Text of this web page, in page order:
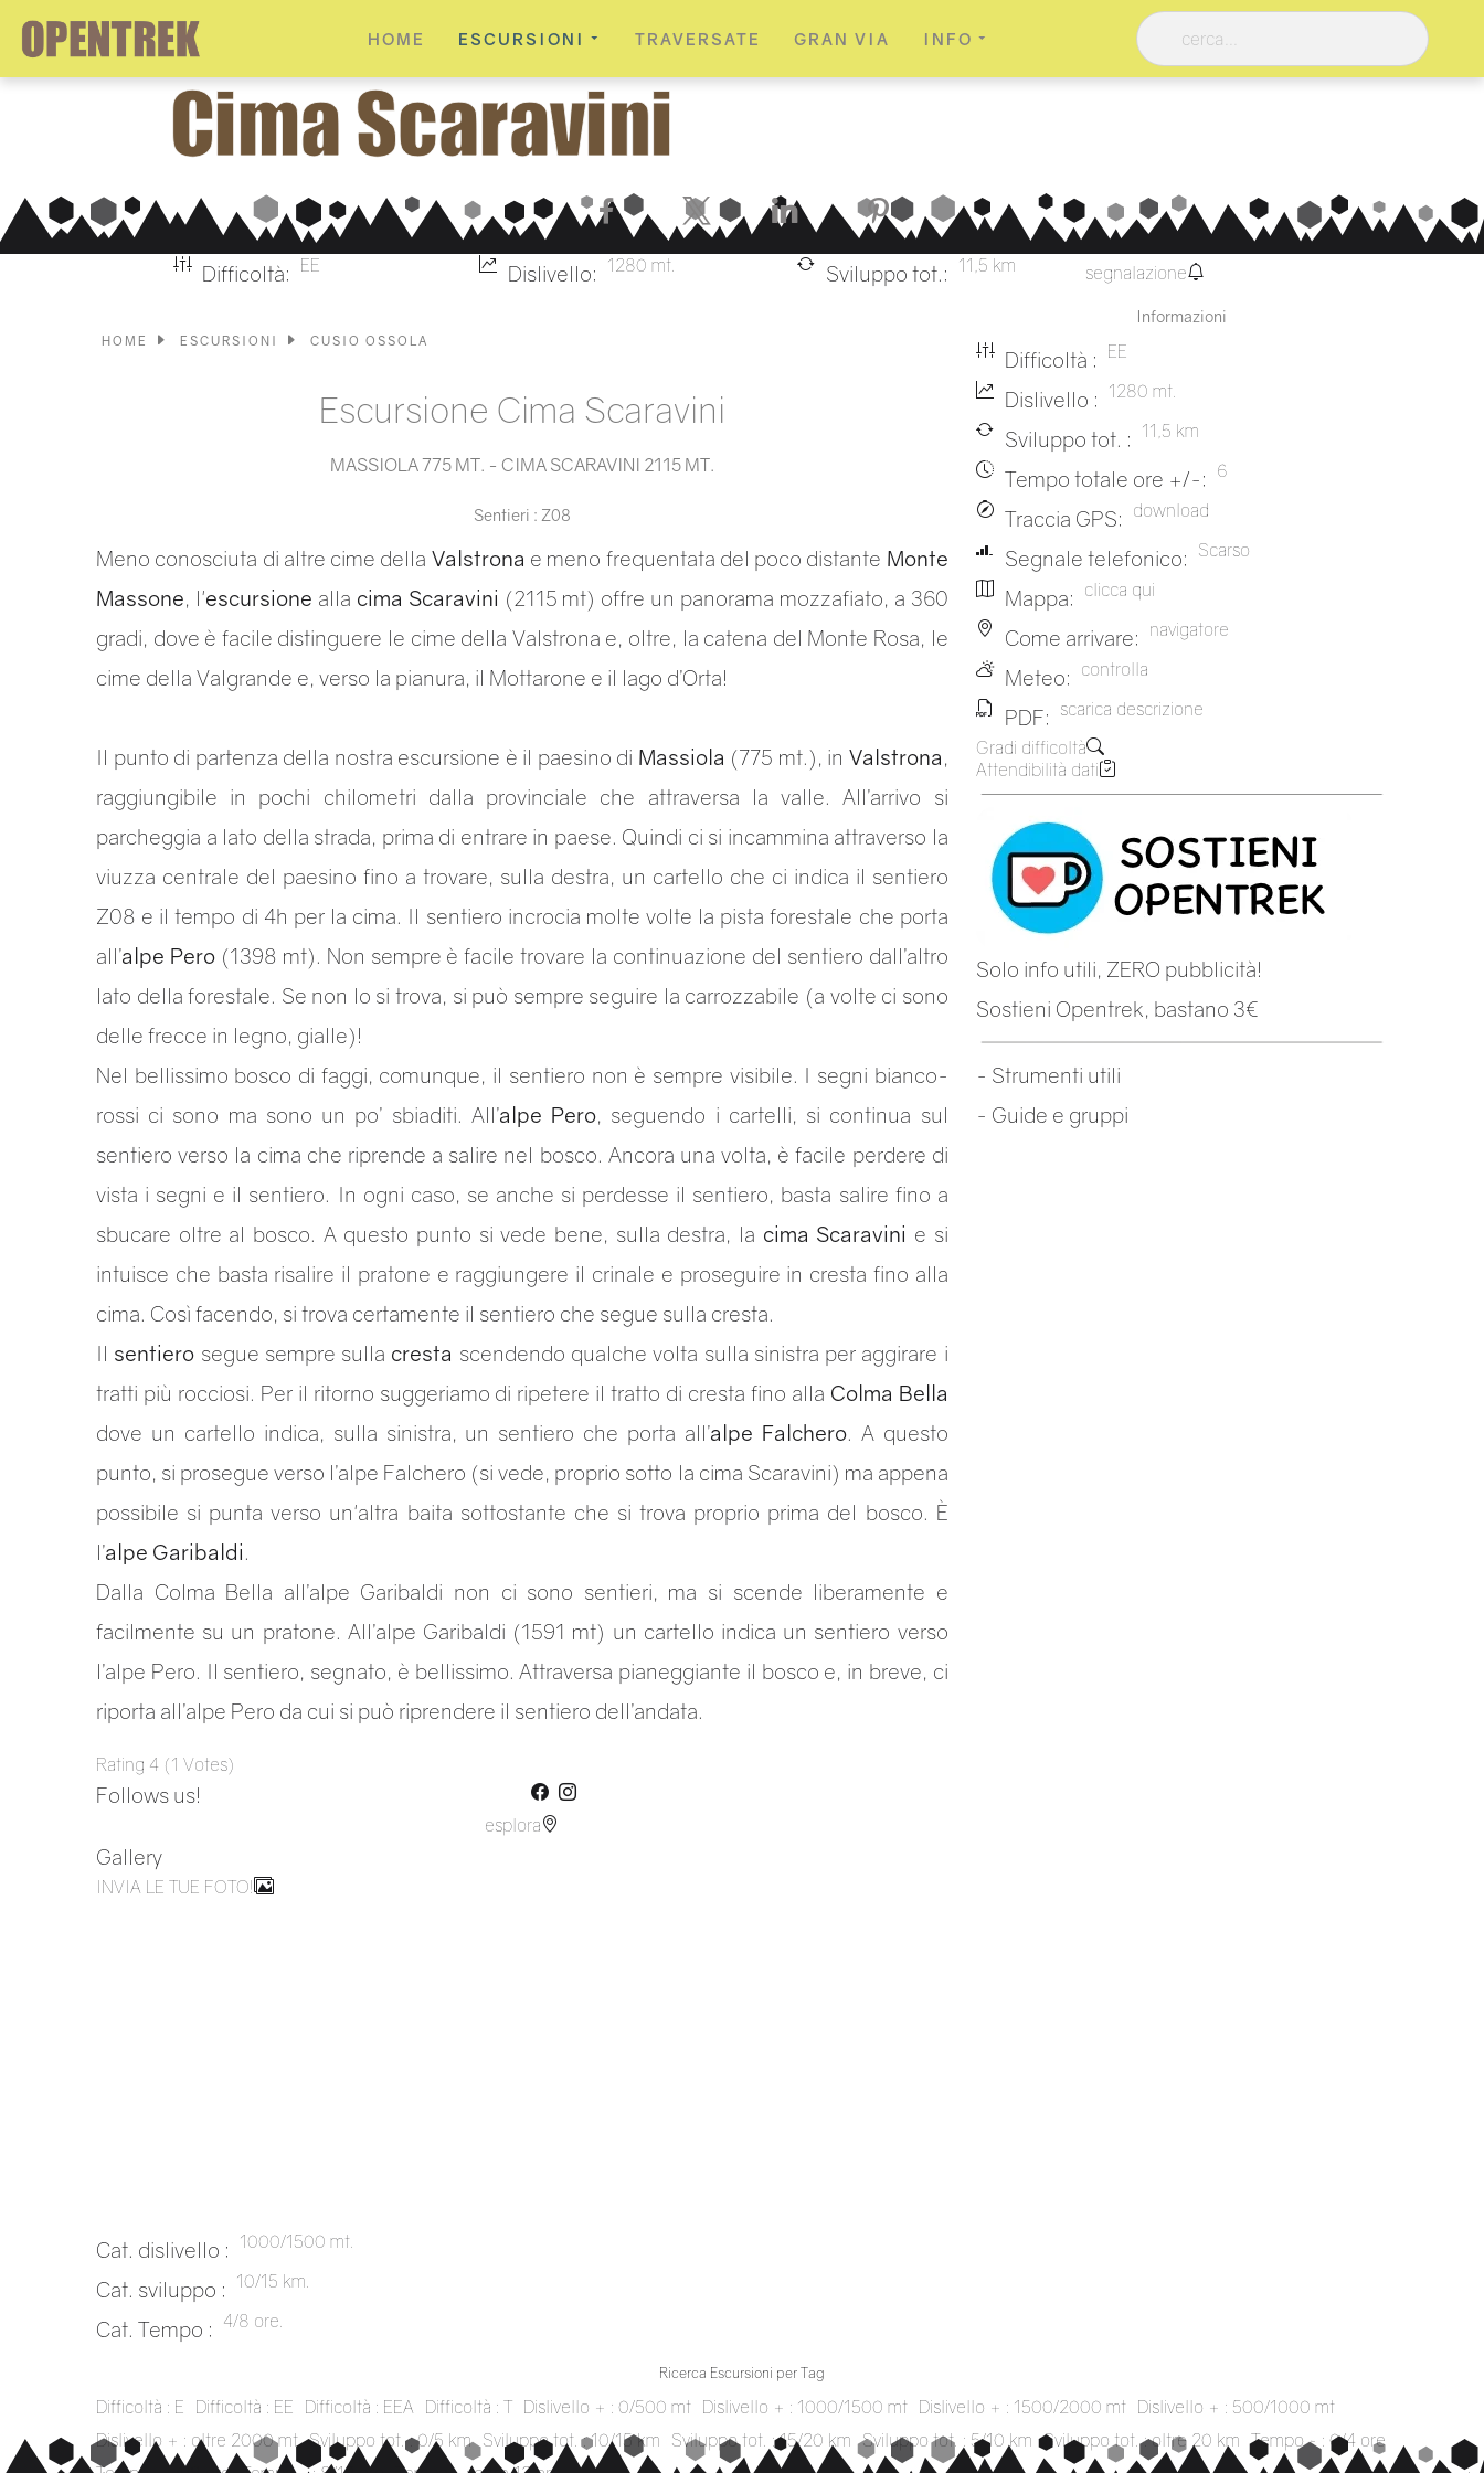
HOME ESCURSIONI TRAVERSATE GRAN VIA INFO
Facebook X LinkedIn Pinterest
Difficoltà: EE Dislivello: 1280 mt. Sviluppo tot.: 11,5 km segnalazione
HOME ESCURSIONI CUSIO OSSOLA
Escursione Cima Scaravini
MASSIOLA 775 MT. - CIMA SCARAVINI 2115 MT.
Sentieri : Z08
Meno conosciuta di altre cime della Valstrona e meno frequentata del poco distante Monte
Massone, l'escursione alla cima Scaravini (2115 mt) offre un panorama mozzafiato, a 360
gradi, dove è facile distinguere le cime della Valstrona e, oltre, la catena del Monte Rosa, le
cime della Valgrande e, verso la pianura, il Mottarone e il lago d’Orta!
Il punto di partenza della nostra escursione è il paesino di Massiola (775 mt.), in Valstrona,
raggiungibile in pochi chilometri dalla provinciale che attraversa la valle. All’arrivo si
parcheggia a lato della strada, prima di entrare in paese. Quindi ci si incammina attraverso la
viuzza centrale del paesino fino a trovare, sulla destra, un cartello che ci indica il sentiero
Z08 e il tempo di 4h per la cima. Il sentiero incrocia molte volte la pista forestale che porta
all’alpe Pero(1398 mt). Non sempre è facile trovare la continuazione del sentiero dall’altro
lato della forestale. Se non lo si trova, si può sempre seguire la carrozzabile (a volte ci sono
delle frecce in legno, gialle)!
Nel bellissimo bosco di faggi, comunque, il sentiero non è sempre visibile. I segni bianco-
rossi ci sono ma sono un po’ sbiaditi. All’alpe Pero, seguendo i cartelli, si continua sul
sentiero verso la cima che riprende a salire nel bosco. Ancora una volta, è facile perdere di
vista i segni e il sentiero. In ogni caso, se anche si perdesse il sentiero, basta salire fino a
sbucare oltre al bosco. A questo punto si vede bene, sulla destra, la cima Scaravini e si
intuisce che basta risalire il pratone e raggiungere il crinale e proseguire in cresta fino alla
cima. Così facendo, si trova certamente il sentiero che segue sulla cresta.
Il sentiero segue sempre sulla cresta scendendo qualche volta sulla sinistra per aggirare i
tratti più rocciosi. Per il ritorno suggeriamo di ripetere il tratto di cresta fino alla Colma Bella
dove un cartello indica, sulla sinistra, un sentiero che porta all’alpe Falchero. A questo
punto, si prosegue verso l’alpe Falchero (si vede, proprio sotto la cima Scaravini) ma appena
possibile si punta verso un'altra baita sottostante che si trova proprio prima del bosco. È
l’alpe Garibaldi.
Dalla Colma Bella all’alpe Garibaldi non ci sono sentieri, ma si scende liberamente e
facilmente su un pratone. All’alpe Garibaldi (1591 mt) un cartello indica un sentiero verso
l’alpe Pero. Il sentiero, segnato, è bellissimo. Attraversa pianeggiante il bosco e, in breve, ci
riporta all’alpe Pero da cui si può riprendere il sentiero dell’andata.
Rating 4 (1 Votes)
Follows us!
esplora
Informazioni
Difficoltà : EE
Dislivello : 1280 mt.
Sviluppo tot. : 11,5 km
Tempo totale ore +/-: 6
Traccia GPS: download
Segnale telefonico: Scarso
Mappa: clicca qui
Come arrivare: navigatore
Meteo: controlla
PDF: scarica descrizione
Gradi difficoltà
Attendibilità dati
Solo info utili, ZERO pubblicità!
Sostieni Opentrek, bastano 3€
- Strumenti utili
- Guide e gruppi
Gallery
INVIA LE TUE FOTO!
Cat. dislivello : 1000/1500 mt.
Cat. sviluppo : 10/15 km.
Cat. Tempo : 4/8 ore.
Ricerca Escursioni per Tag
Difficoltà : E Difficoltà : EE Difficoltà : EEA Difficoltà : T Dislivello + : 0/500 mt Dislivello + : 1000/1500 mt Dislivello + : 1500/2000 mt Dislivello + : 500/1000 mt
Dislivello + : oltre 2000 mt Sviluppo tot. : 0/5 km Sviluppo tot. : 10/15 km Sviluppo tot. : 15/20 km Sviluppo tot. : 5/10 km Sviluppo tot. : oltre 20 km Tempo ~ : 0/4 ore